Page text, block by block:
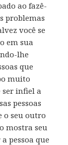
ao fazê-
problemas
você se
em sua
lhe
que
muito
ser infiel a
pessoas
o seu outro
mostra seu
pessoa que